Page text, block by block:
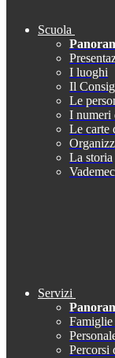
Scuola
I luoghi
Il
Le
I numeri
Le carte
La storia
Servizi
Famiglie
Percorsi